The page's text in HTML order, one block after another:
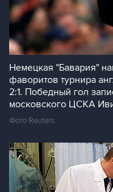
Немецкая "Бавария"
фаворитов турнира
2:1. Победный гол
московского ЦСКА
Фото Reuters